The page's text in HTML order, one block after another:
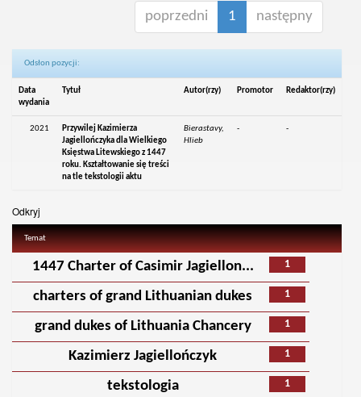
poprzedni 1 następny
Odsłon pozycji:
Data
wydania
Tytuł Autor(rzy) Promotor Redaktor(rzy)
2021
Przywilej Kazimierza
Jagiellończyka dla Wielkiego
Księstwa Litewskiego z 1447
roku. Kształtowanie się treści
na tle tekstologii aktu
Bierastavy,
Hlieb
- -
Odkryj
Temat
1
1447 Charter of Casimir Jagiellon...
1
charters of grand Lithuanian dukes
1
grand dukes of Lithuania Chancery
1
Kazimierz Jagiellończyk
1
tekstologia